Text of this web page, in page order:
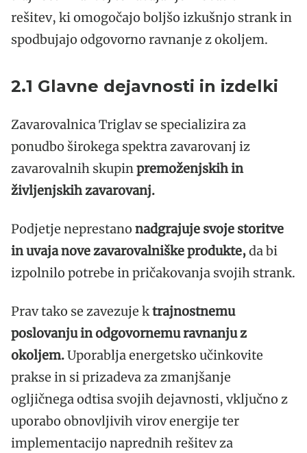
rešitev, ki omogočajo boljšo izkušnjo strank in
spodbujajo odgovorno ravnanje z okoljem.
2.1 Glavne dejavnosti in izdelki
Zavarovalnica Triglav se specializira za
ponudbo širokega spektra zavarovanj iz
zavarovalnih skupin premoženjskih in
življenjskih zavarovanj.
Podjetje neprestano nadgrajuje svoje storitve
in uvaja nove zavarovalniške produkte,da bi
izpolnilo potrebe in pričakovanja svojih strank.
Prav tako se zavezuje ktrajnostnemu
poslovanju in odgovornemu ravnanju z
okoljem.Uporablja energetsko učinkovite
prakse in si prizadeva za zmanjšanje
ogljičnega odtisa svojih dejavnosti, vključno z
uporabo obnovljivih virov energije ter
implementacijo naprednih rešitev za